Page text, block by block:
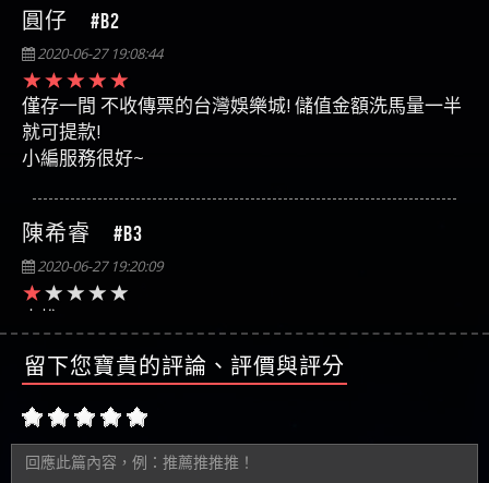
圓仔 #B2
2020-06-27 19:08:44
僅存一間 不收傳票的台灣娛樂城! 儲值金額洗馬量一半
就可提款!
小編服務很好~
陳希睿 #B3
2020-06-27 19:20:09
大推
上次我不會下注還依依教我
原本在九州玩
現在換到這邊直接不跳了
留下您寶貴的評論、評價與評分